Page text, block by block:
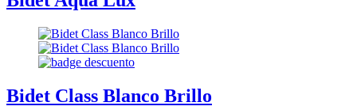
Bidet Class Blanco Brillo